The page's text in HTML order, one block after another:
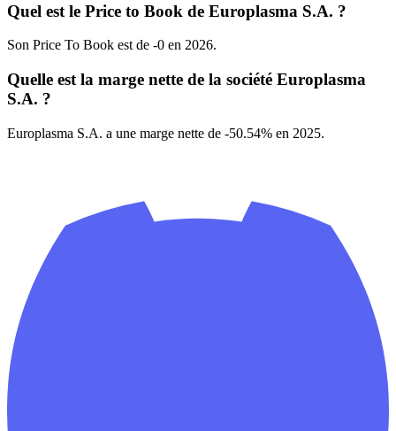
Quel est le Price to Book de Europlasma S.A. ?
Son Price To Book est de -0 en 2026.
Quelle est la marge nette de la société Europlasma
S.A. ?
Europlasma S.A. a une marge nette de -50.54% en 2025.